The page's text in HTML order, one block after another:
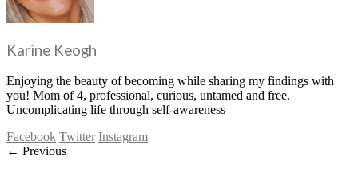
Karine Keogh
Enjoying the beauty of becoming while sharing my findings with
you! Mom of 4, professional, curious, untamed and free.
Uncomplicating life through self-awareness
Facebook Twitter Instagram
← Previous